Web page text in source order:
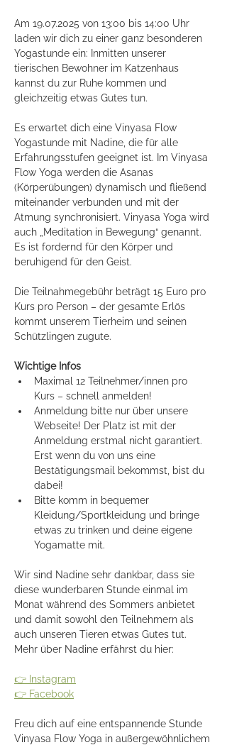
Am 19.07.2025 von 13:00 bis 14:00 Uhr
laden wir dich zu einer ganz besonderen
Yogastunde ein: Inmitten unserer
tierischen Bewohner im Katzenhaus
kannst du zur Ruhe kommen und
gleichzeitig etwas Gutes tun.
Es erwartet dich eine Vinyasa Flow
Yogastunde mit Nadine, die für alle
Erfahrungsstufen geeignet ist. Im Vinyasa
Flow Yoga werden die Asanas
(Körperübungen) dynamisch und fließend
miteinander verbunden und mit der
Atmung synchronisiert. Vinyasa Yoga wird
auch „Meditation in Bewegung“ genannt.
Es ist fordernd für den Körper und
beruhigend für den Geist.
Die Teilnahmegebühr beträgt 15 Euro pro
Kurs pro Person – der gesamte Erlös
kommt unserem Tierheim und seinen
Schützlingen zugute.
Wichtige Infos
Maximal 12 Teilnehmer/innen pro
Kurs – schnell anmelden!
Anmeldung bitte nur über unsere
Webseite! Der Platz ist mit der
Anmeldung erstmal nicht garantiert.
Erst wenn du von uns eine
Bestätigungsmail bekommst, bist du
dabei!
Bitte komm in bequemer
Kleidung/Sportkleidung und bringe
etwas zu trinken und deine eigene
Yogamatte mit.
Wir sind Nadine sehr dankbar, dass sie
diese wunderbaren Stunde einmal im
Monat während des Sommers anbietet
und damit sowohl den Teilnehmern als
auch unseren Tieren etwas Gutes tut.
Mehr über Nadine erfährst du hier:
👉 Instagram
👉 Facebook
Freu dich auf eine entspannende Stunde
Vinyasa Flow Yoga in außergewöhnlichem